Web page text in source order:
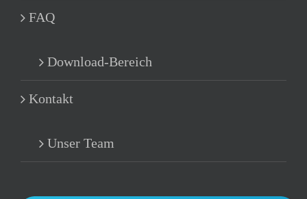
FAQ
Download-Bereich
Kontakt
Unser Team